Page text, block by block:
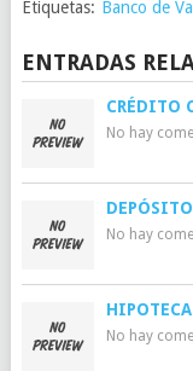
Etiquetas: Banco de
ENTRADAS
CRÉDITO
No hay
No hay
No hay